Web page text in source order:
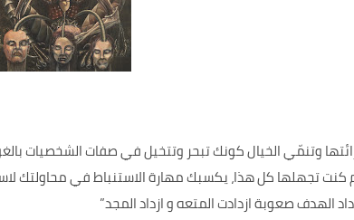
وتنمّي الخيال كونك تبحر وتتخيل في صفات الشخصيات
كنت تجهلها كل هذا، يكسبك مهارة الاستنباط في محاولتك
الهدف صعوبة ازدادت المتعه و ازداد المجد”